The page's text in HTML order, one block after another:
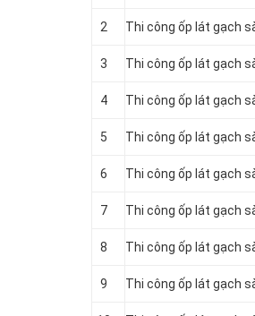
2 Thi công ốp lát gạch
3 Thi công ốp lát gạch
4 Thi công ốp lát gạch
5 Thi công ốp lát gạch
6 Thi công ốp lát gạch
7 Thi công ốp lát gạch
8 Thi công ốp lát gạch
9 Thi công ốp lát gạch